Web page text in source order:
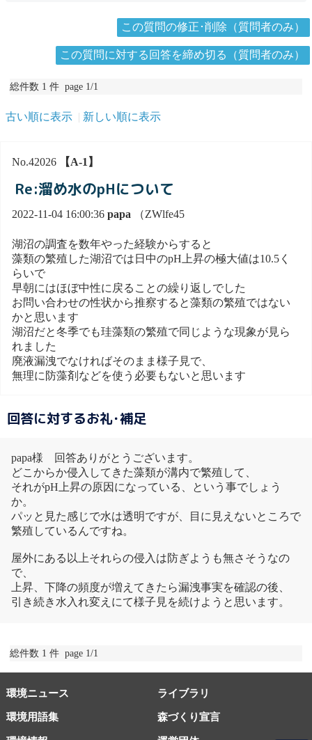
この質問の修正･削除（質問者のみ）
この質問に対する回答を締め切る（質問者のみ）
総件数 1 件 page 1/1
古い順に表示 新しい順に表示
No.42026 【A-1】
Re:溜め水のpHについて
2022-11-04 16:00:36 papa （ZWlfe45
湖沼の調査を数年やった経験からすると
藻類の繁殖した湖沼では日中のpH上昇の極大値は10.5く
らいで
早朝にはほぼ中性に戻ることの繰り返しでした
お問い合わせの性状から推察すると藻類の繁殖ではない
かと思います
湖沼だと冬季でも珪藻類の繁殖で同じような現象が見ら
れました
廃液漏洩でなければそのまま様子見で、
無理に防藻剤などを使う必要もないと思います
回答に対するお礼･補足
papa様 回答ありがとうございます。
どこからか侵入してきた藻類が溝内で繁殖して、
それがpH上昇の原因になっている、という事でしょう
か。
パッと見た感じで水は透明ですが、目に見えないところで
繁殖しているんですね。
屋外にある以上それらの侵入は防ぎようも無さそうなの
で、
上昇、下降の頻度が増えてきたら漏洩事実を確認の後、
引き続き水入れ変えにて様子見を続けようと思います。
総件数 1 件 page 1/1
環境ニュース ライブラリ
環境用語集 森づくり宣言